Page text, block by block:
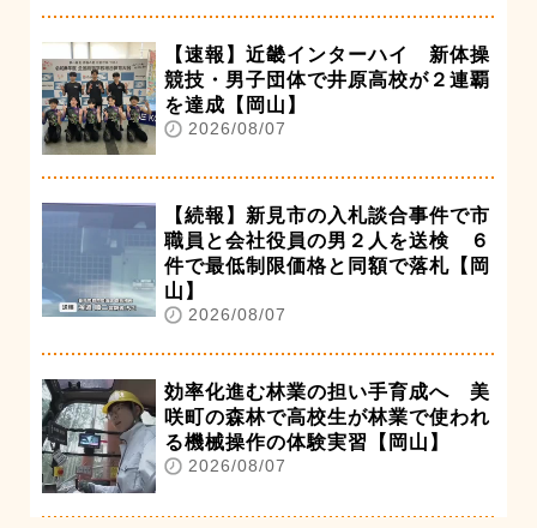
【速報】近畿インターハイ 新体操
競技・男子団体で井原高校が２連覇
を達成【岡山】
2026/08/07
【続報】新見市の入札談合事件で市
職員と会社役員の男２人を送検 ６
件で最低制限価格と同額で落札【岡
山】
2026/08/07
効率化進む林業の担い手育成へ 美
咲町の森林で高校生が林業で使われ
る機械操作の体験実習【岡山】
2026/08/07